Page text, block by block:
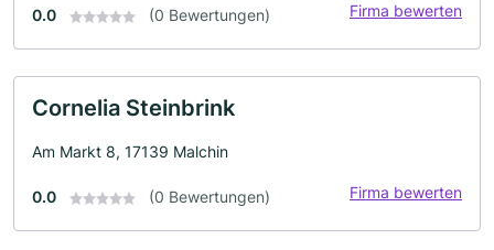
0.0 (0 Bewertungen) Firma bewerten
Cornelia Steinbrink
Am Markt 8, 17139 Malchin
0.0 (0 Bewertungen) Firma bewerten